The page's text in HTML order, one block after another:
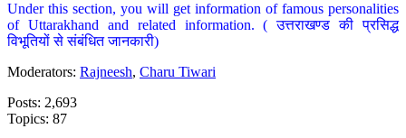
Under this section, you will get information of famous personalities
of Uttarakhand and related information. ( उत्तराखण्ड की प्रसिद्ध
विभूतियों से संबंधित जानकारी)
Moderators: Rajneesh, Charu Tiwari
Posts: 2,693
Topics: 87